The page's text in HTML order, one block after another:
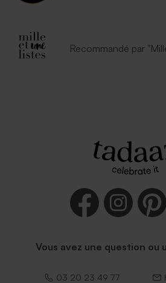
Recommandé par
Vous avez une question ou
03 20 23 49 77